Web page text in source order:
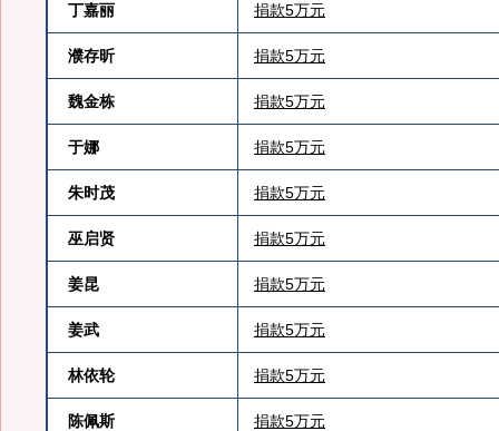
丁嘉丽 捐款5万元
濮存昕 捐款5万元
魏金栋 捐款5万元
于娜 捐款5万元
朱时茂 捐款5万元
巫启贤 捐款5万元
姜昆 捐款5万元
姜武 捐款5万元
林依轮 捐款5万元
陈佩斯 捐款5万元